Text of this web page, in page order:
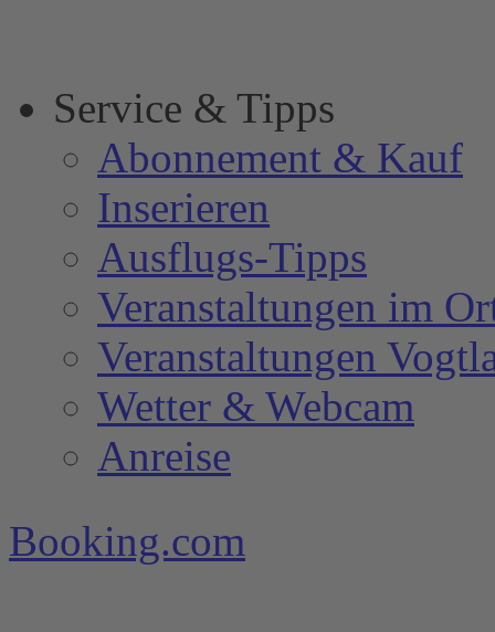
Service & Tipps
Abonnement & Kauf
Inserieren
Ausflugs-Tipps
Veranstaltungen im
Veranstaltungen
Wetter & Webcam
Anreise
Booking.com